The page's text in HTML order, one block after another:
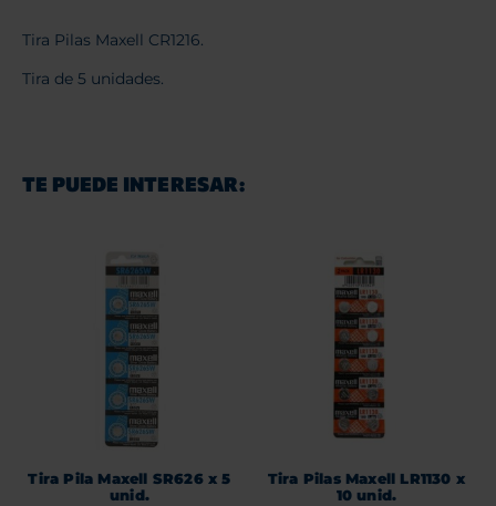
Tira Pilas Maxell CR1216.
Tira de 5 unidades.
TE PUEDE INTERESAR:
Tira Pila Maxell SR626 x 5
unid.
Tira Pilas Maxell LR1130 x
10 unid.